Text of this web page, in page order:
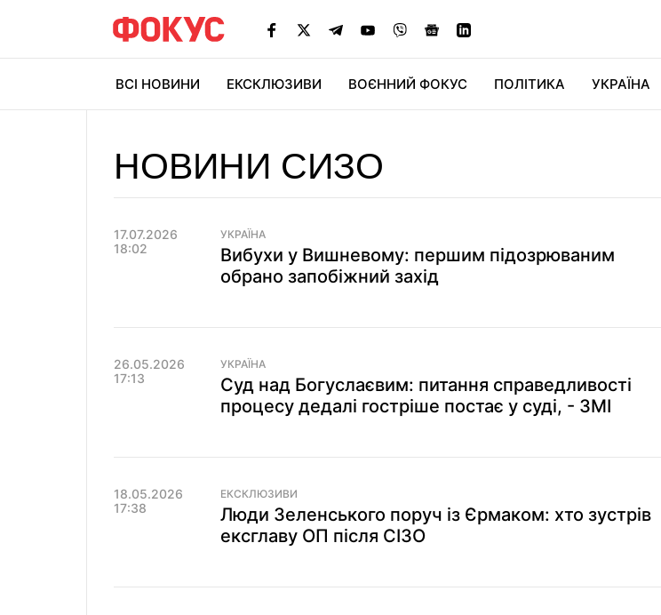
ВСІ НОВИНИ ЕКСКЛЮЗИВИ ВОЄННИЙ ФОКУС ПОЛІТИКА УКРАЇНА
НОВИНИ СИЗО
17.07.2026
18:02
УКРАЇНА
Вибухи у Вишневому: першим підозрюваним
обрано запобіжний захід
26.05.2026
17:13
УКРАЇНА
Суд над Богуслаєвим: питання справедливості
процесу дедалі гостріше постає у суді, - ЗМІ
18.05.2026
17:38
ЕКСКЛЮЗИВИ
Люди Зеленського поруч із Єрмаком: хто зустрів
ексглаву ОП після СІЗО